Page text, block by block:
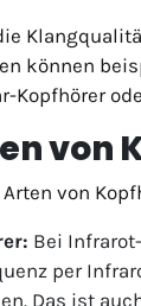
können
Kopfhörer
von
von
Bei
per
Das ist